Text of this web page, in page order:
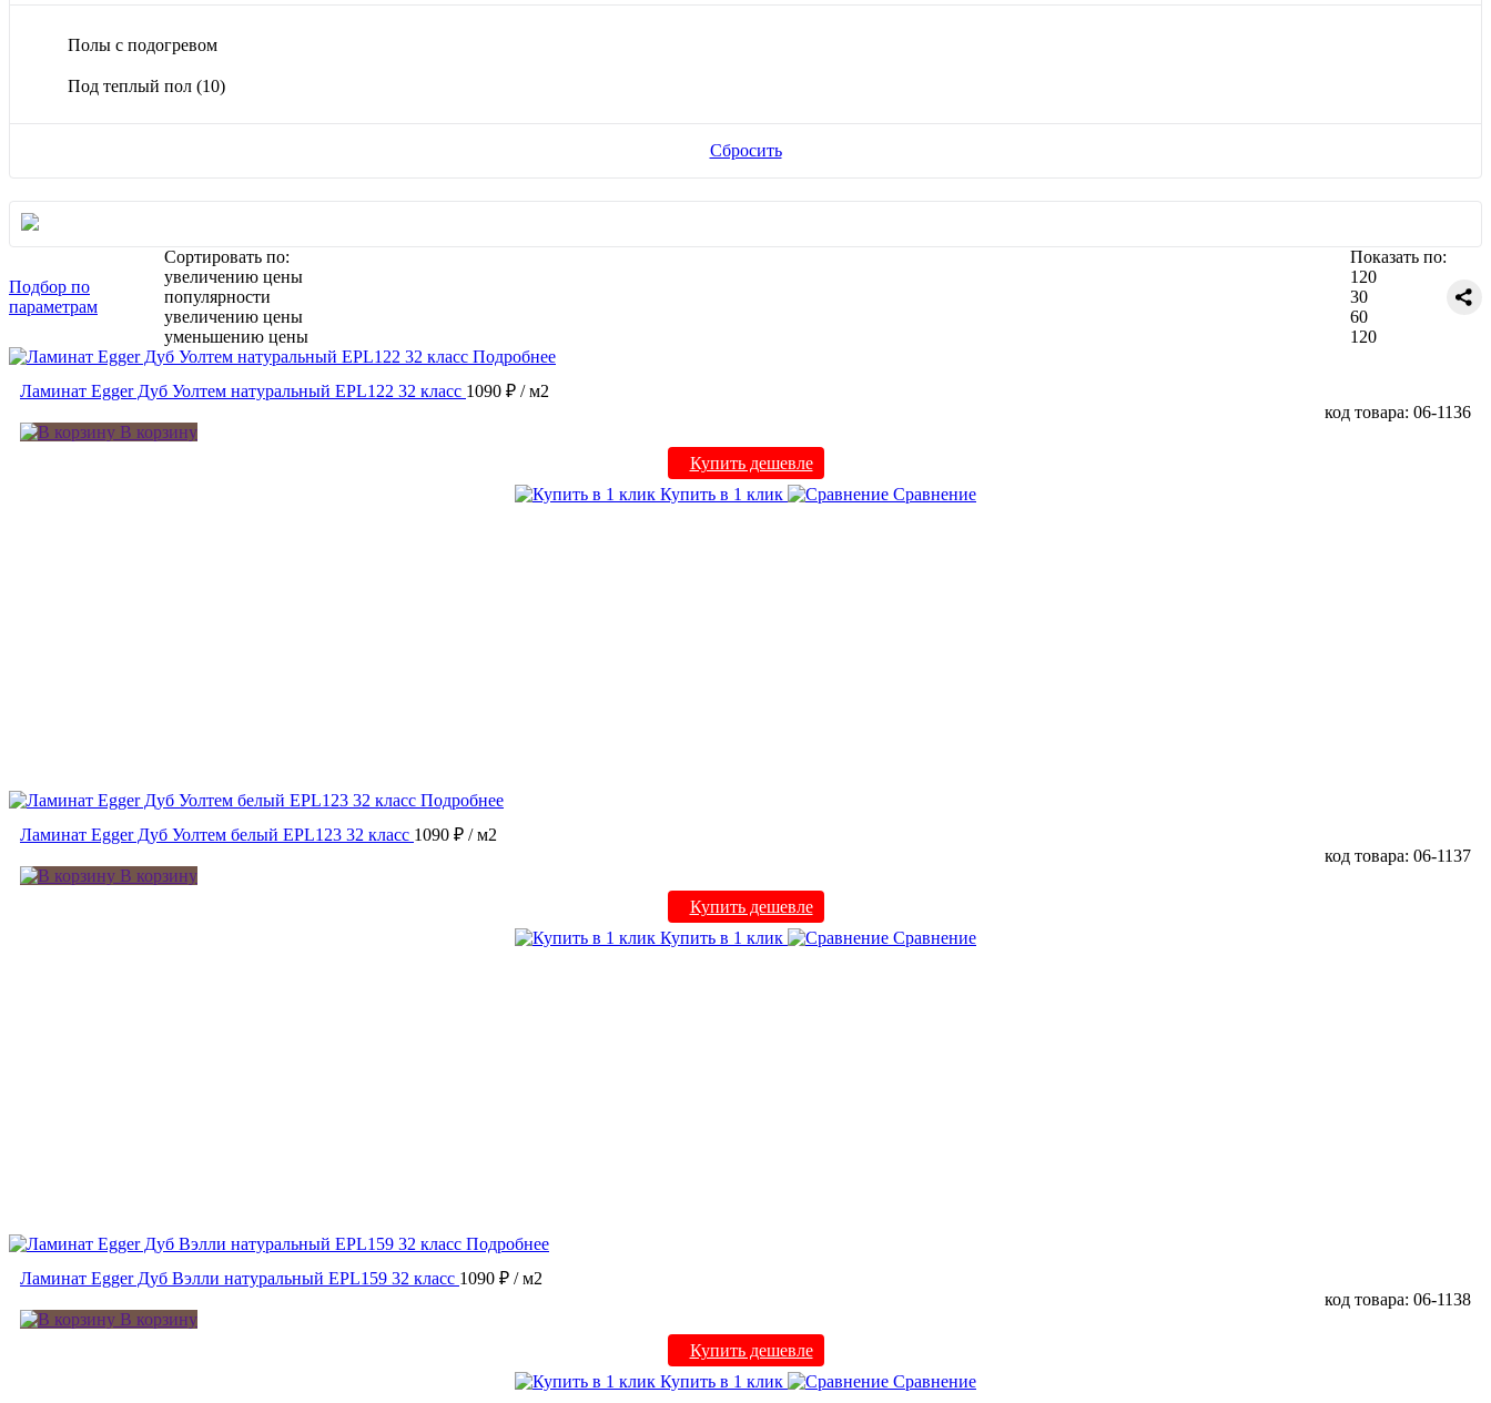
Полы с подогревом
Под теплый пол (10)
Сбросить
Подбор по
параметрам
Сортировать по:
увеличению цены
популярности
увеличению цены
уменьшению цены
Показать по:
120
30
60
120
Подробнее
Ламинат Egger Дуб Уолтем натуральный EPL122 32 класс 1090 ₽ / м2
код товара: 06-1136
В корзину
Купить дешевле
Купить в 1 клик
Сравнение
Подробнее
Ламинат Egger Дуб Уолтем белый EPL123 32 класс 1090 ₽ / м2
код товара: 06-1137
В корзину
Купить дешевле
Купить в 1 клик
Сравнение
Подробнее
Ламинат Egger Дуб Вэлли натуральный EPL159 32 класс 1090 ₽ / м2
код товара: 06-1138
В корзину
Купить дешевле
Купить в 1 клик
Сравнение